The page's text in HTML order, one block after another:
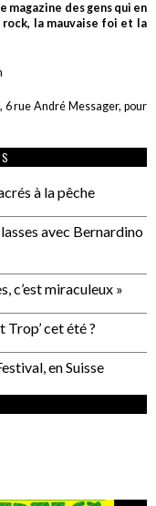
magazine des gens qui en
la mauvaise foi et la
6 rue André Messager, pour
à la pêche
avec Bernardino
c’est miraculeux »
Trop’ cet été ?
en Suisse